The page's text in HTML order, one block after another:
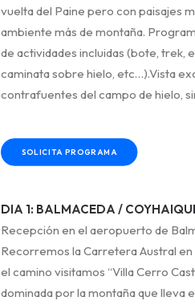
vuelta del Paine pero con paisajes
ambiente más de montaña.
de actividades incluidas (bote, trek,
caminata sobre hielo, etc…).Vista
contrafuentes del campo de hielo,
SOLICITA PROGRAMA
DIA 1: BALMACEDA /
Recepción en el aeropuerto de
Recorremos la Carretera Austral
el camino visitamos “Villa Cerro
dominada por la montaña que lleva